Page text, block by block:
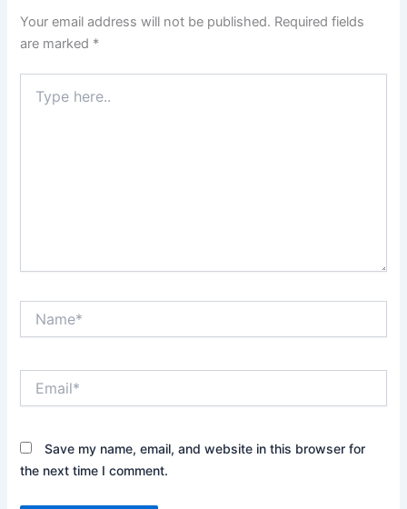
Your email address will not be published. Required fields
are marked *
here..
Save my name, email, and website in this browser for
the next time I comment.